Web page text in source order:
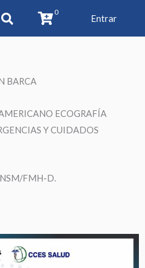
0
Entrar
BARCA
ECOGRAFÍA
Y CUIDADOS
FMH-D.